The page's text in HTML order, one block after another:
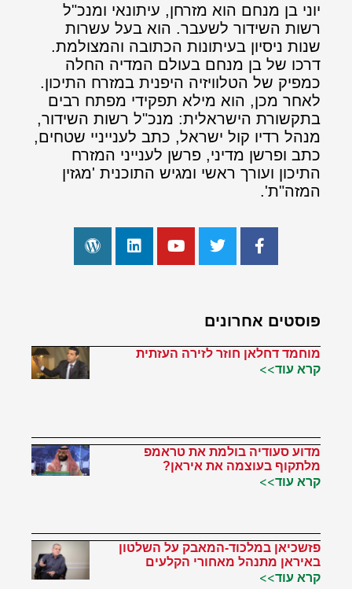
יוני בן מנחם הוא מזרחן, עיתונאי ומנכ"ל
רשות השידור לשעבר. הוא בעל עשרות
שנות ניסיון בעיתונות הכתובה והמצולמת.
דרכו של בן מנחם בעולם המדיה החלה
כמפיק של הטלוויזיה היפנית במזרח התיכון.
לאחר מכן, הוא מילא תפקידי מפתח רבים
בתקשורת הישראלית: מנכ"ל רשות השידור,
מנהל רדיו קול ישראל, כתב לענייניי שטחים,
כתב ופרשן מדיני, פרשן לענייני המזרח
התיכון ועורך ראשי ומגיש התוכנית 'מגזין
המזה"ת'.
פוסטים אחרונים
מוחמד דחלאן חוזר לזירה העזתית
קרא עוד>>
מדוע סעודיה בולמת את טראמפ
מלתקוף בעוצמה את איראן?
קרא עוד>>
פזשכיאן במלכוד-המאבק על השלטון
באיראן מתנהל מאחורי הקלעים
קרא עוד>>